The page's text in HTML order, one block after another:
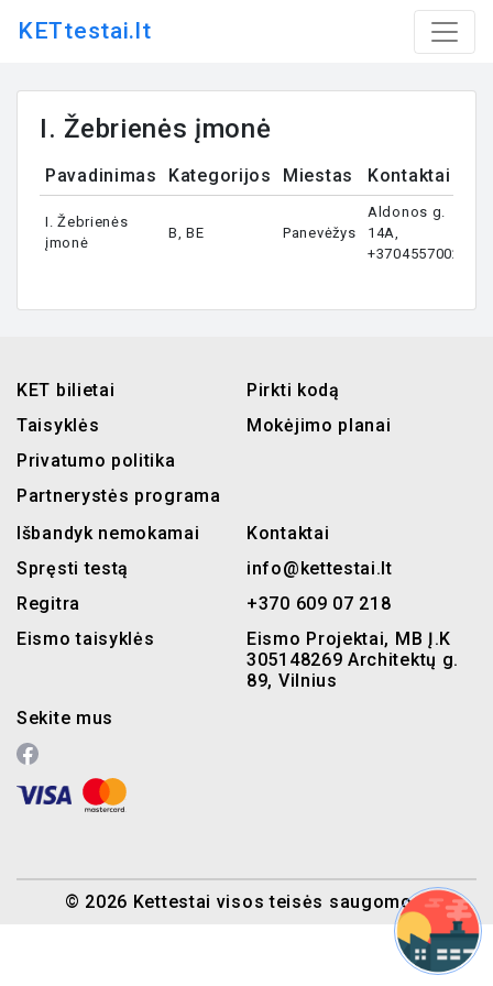
KETtestai.lt
I. Žebrienės įmonė
Pavadinimas Kategorijos Miestas Kontaktai
I. Žebrienės
įmonė
B, BE Panevėžys
Aldonos g.
14A,
+37045570022
KET bilietai
Taisyklės
Privatumo politika
Partnerystės programa
Pirkti kodą
Mokėjimo planai
Išbandyk nemokamai
Spręsti testą
Regitra
Eismo taisyklės
Sekite mus
Kontaktai
info@kettestai.lt
+370 609 07 218
Eismo Projektai, MB Į.K
305148269 Architektų g.
89, Vilnius
© 2026 Kettestai visos teisės saugomos.